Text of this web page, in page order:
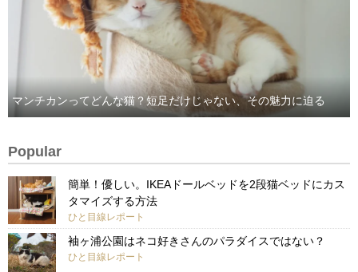
マンチカンってどんな猫？短足だけじゃない、その魅力に迫る
Popular
簡単！優しい。IKEAドールベッドを2段猫ベッドにカス
タマイズする方法
ひと目線レポート
袖ヶ浦公園はネコ好きさんのパラダイスではない？
ひと目線レポート